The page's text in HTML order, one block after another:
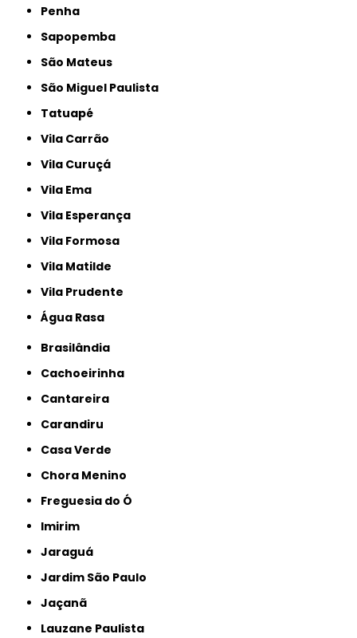
Penha
Sapopemba
São Mateus
São Miguel Paulista
Tatuapé
Vila Carrão
Vila Curuçá
Vila Ema
Vila Esperança
Vila Formosa
Vila Matilde
Vila Prudente
Água Rasa
Brasilândia
Cachoeirinha
Cantareira
Carandiru
Casa Verde
Chora Menino
Freguesia do Ó
Imirim
Jaraguá
Jardim São Paulo
Jaçanã
Lauzane Paulista